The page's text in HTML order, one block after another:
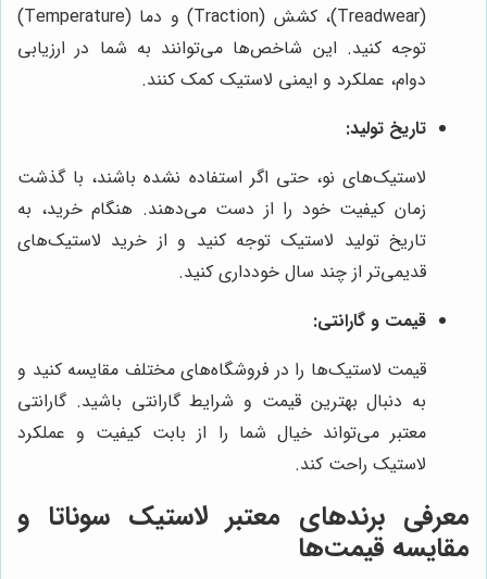
(Treadwear)، کشش (Traction) و دما (Temperature)
توجه کنید. این شاخص‌ها می‌توانند به شما در ارزیابی
دوام، عملکرد و ایمنی لاستیک کمک کنند.
تاریخ تولید:
لاستیک‌های نو، حتی اگر استفاده نشده باشند، با گذشت
زمان کیفیت خود را از دست می‌دهند. هنگام خرید، به
تاریخ تولید لاستیک توجه کنید و از خرید لاستیک‌های
قدیمی‌تر از چند سال خودداری کنید.
قیمت و گارانتی:
قیمت لاستیک‌ها را در فروشگاه‌های مختلف مقایسه کنید و
به دنبال بهترین قیمت و شرایط گارانتی باشید. گارانتی
معتبر می‌تواند خیال شما را از بابت کیفیت و عملکرد
لاستیک راحت کند.
معرفی برندهای معتبر لاستیک سوناتا و
مقایسه قیمت‌ها